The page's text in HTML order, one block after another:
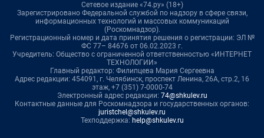
Сетевое издание «74.ру» (18+)
Зарегистрировано Федеральной службой по надзору в сфере связи,
информационных технологий и массовых коммуникаций
(Роскомнадзор).
Регистрационный номер и дата принятия решения о регистрации: ЭЛ №
ФС 77– 84676 от 06.02.2023 г.
Учредитель: Общество с ограниченной ответственностью «ИНТЕРНЕТ
ТЕХНОЛОГИИ»
Главный редактор: Филипцева Мария Сергеевна
Адрес редакции: 454091, г. Челябинск, проспект Ленина, 26А, стр.2, 16
этаж, +7 (351) 7-0000-74
Электронный адрес редакции: 74@shkulev.ru
Контактные данные для Роскомнадзора и государственных органов:
juristchel@shkulev.ru
Техподдержка: help@shkulev.ru